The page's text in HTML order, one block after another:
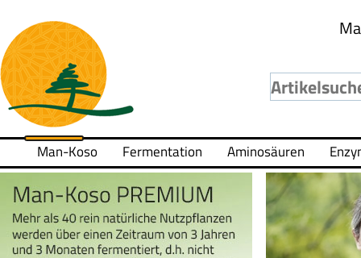
Man-Koso Fermentation Aminosäuren